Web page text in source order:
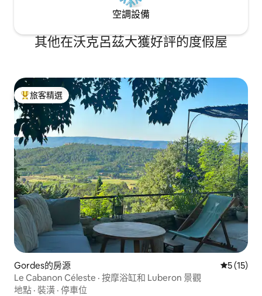
空調設備
其他在沃克呂茲大獲好評的度假屋
旅客精選榜首
旅客精選
Gordes的房源 從 15 則
5 (15)
Le Cabanon Céleste · 按摩浴缸和 Luberon 景觀
地點 · 裝潢 · 停車位